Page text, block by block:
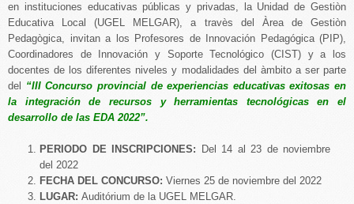
en instituciones educativas públicas y privadas, la Unidad de Gestiòn
Educativa Local (UGEL MELGAR), a travès del Àrea de Gestiòn
Pedagògica, invitan a los Profesores de Innovación Pedagógica (PIP),
Coordinadores de Innovación y Soporte Tecnológico (CIST) y a los
docentes de los diferentes niveles y modalidades del àmbito a ser parte
del “III Concurso provincial de experiencias educativas exitosas en
la integración de recursos yherramientas tecnológicas en el
desarrollo de las EDA 2022”.
PERIODO DE INSCRIPCIONES: Del 14 al 23 de noviembre
del 2022
FECHA DEL CONCURSO: Viernes 25 de noviembre del 2022
LUGAR: Auditórium de la UGEL MELGAR.